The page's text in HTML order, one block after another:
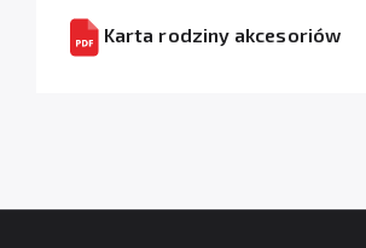
Karta rodziny akcesoriów